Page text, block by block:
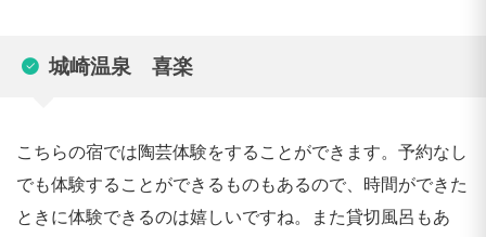
城崎温泉 喜楽
こちらの宿では陶芸体験をすることができます。予約なし
でも体験することができるものもあるので、時間ができた
ときに体験できるのは嬉しいですね。また貸切風呂もあ